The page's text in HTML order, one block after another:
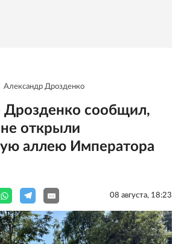
Александр Дрозденко
Дрозденко сообщил,
открыли
аллею Императора
08 августа, 18:23